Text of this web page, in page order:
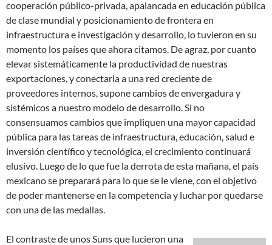
cooperación público-privada, apalancada en educación pública
de clase mundial y posicionamiento de frontera en
infraestructura e investigación y desarrollo, lo tuvieron en su
momento los países que ahora citamos. De agraz, por cuanto
elevar sistemáticamente la productividad de nuestras
exportaciones, y conectarla a una red creciente de
proveedores internos, supone cambios de envergadura y
sistémicos a nuestro modelo de desarrollo. Si no
consensuamos cambios que impliquen una mayor capacidad
pública para las tareas de infraestructura, educación, salud e
inversión científico y tecnológica, el crecimiento continuará
elusivo. Luego de lo que fue la derrota de esta mañana, el país
mexicano se preparará para lo que se le viene, con el objetivo
de poder mantenerse en la competencia y luchar por quedarse
con una de las medallas.
El contraste de unos Suns que lucieron una